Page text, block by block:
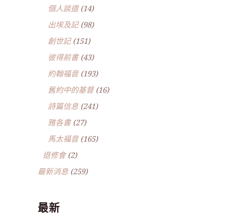
個人談道(14)
出埃及記(98)
創世記(151)
彼得前書(43)
約翰福音(193)
舊約中的基督(16)
詩篇信息 (241)
雅各書(27)
馬太福音(165)
退修會(2)
最新消息 (259)
最新